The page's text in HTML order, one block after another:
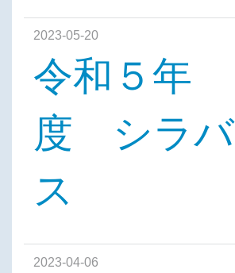
2023-05-20
令和５年
度 シラバ
ス
2023-04-06